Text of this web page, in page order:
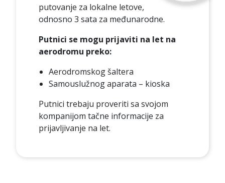
putovanje za lokalne letove,
odnosno 3 sata za međunarodne.
Putnici se mogu prijaviti na let na
aerodromu preko:
Aerodromskog šaltera
Samouslužnog aparata – kioska
Putnici trebaju proveriti sa svojom
kompanijom tačne informacije za
prijavljivanje na let.